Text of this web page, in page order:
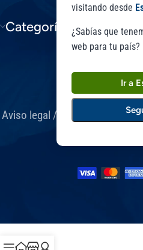
Categorías Blog
Aviso legal / Condiciones
visitando desde
¿Sabías que
web para tu país?
Ir a